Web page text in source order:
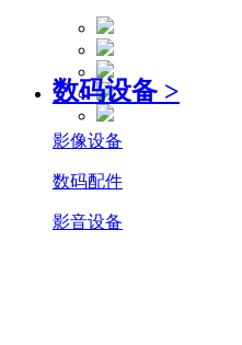
数码设备 >
影像设备
数码配件
影音设备